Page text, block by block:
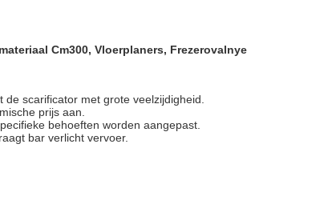
Cm300, Vloerplaners, Frezerovalnye
scarificator met grote veelzijdigheid.
prijs aan.
behoeften worden aangepast.
bar verlicht vervoer.